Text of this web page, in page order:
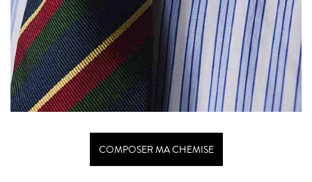
COMPOSER MA CHEMISE